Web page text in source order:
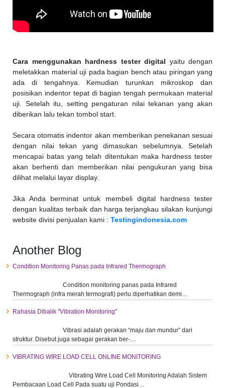
Cara menggunakan hardness tester digital yaitu dengan
meletakkan material uji pada bagian bench atau piringan yang
ada di tengahnya. Kemudian turunkan mikroskop dan
posisikan indentor tepat di bagian tengah permukaan material
uji. Setelah itu, setting pengaturan nilai tekanan yang akan
diberikan lalu tekan tombol start.
Secara otomatis indentor akan memberikan penekanan sesuai
dengan nilai tekan yang dimasukan sebelumnya. Setelah
mencapai batas yang telah ditentukan maka hardness tester
akan berhenti dan memberikan nilai pengukuran yang bisa
dilihat melalui layar display.
Jika Anda berminat untuk membeli digital hardness tester
dengan kualitas terbaik dan harga terjangkau silakan kunjungi
website divisi penjualan kami : Testingindonesia.com
Another Blog
Condition Monitoring Panas pada Infrared Thermograph
Condition monitoring panas pada Infrared
Thermograph (infra merah termografi) perlu diperhatikan demi…
Rahasia Dibalik "Vibration Monitoring"
Vibrasi adalah gerakan “maju dan mundur” dari
struktur. Disebut juga sebagai gerakan ber-…
VIBRATING WIRE LOAD CELL ONLINE MONITORING
Vibrating Wire Load Cell Monitoring Adalah Sistem
Pembacaan Load Cell Pada suatu uji Pondasi…